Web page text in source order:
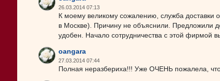
26.03.2014 07:13
К моему великому сожалению, служба доставки
в Москве). Причину не объяснили. Предложили
удобен. Начало сотрудничества с этой фирмой
oangara
27.03.2014 07:44
Полная неразбериха!!! Уже ОЧЕНЬ пожалела,